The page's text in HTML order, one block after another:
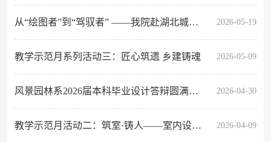
从“绘图者”到“驾驭者” ——我院赴湖北城市建设职业技术学院开展专题研讨 2026-05-19
教学示范月系列活动三：匠心筑遗 乡建铸魂 2026-05-09
风景园林系2026届本科毕业设计答辩圆满收官 2026-04-30
教学示范月活动二：筑室·铸人——室内设计中的匠心与温度 2026-04-09